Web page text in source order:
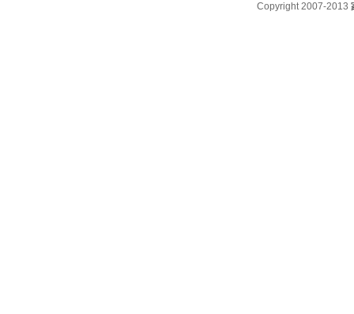
Copyright 2007-2013